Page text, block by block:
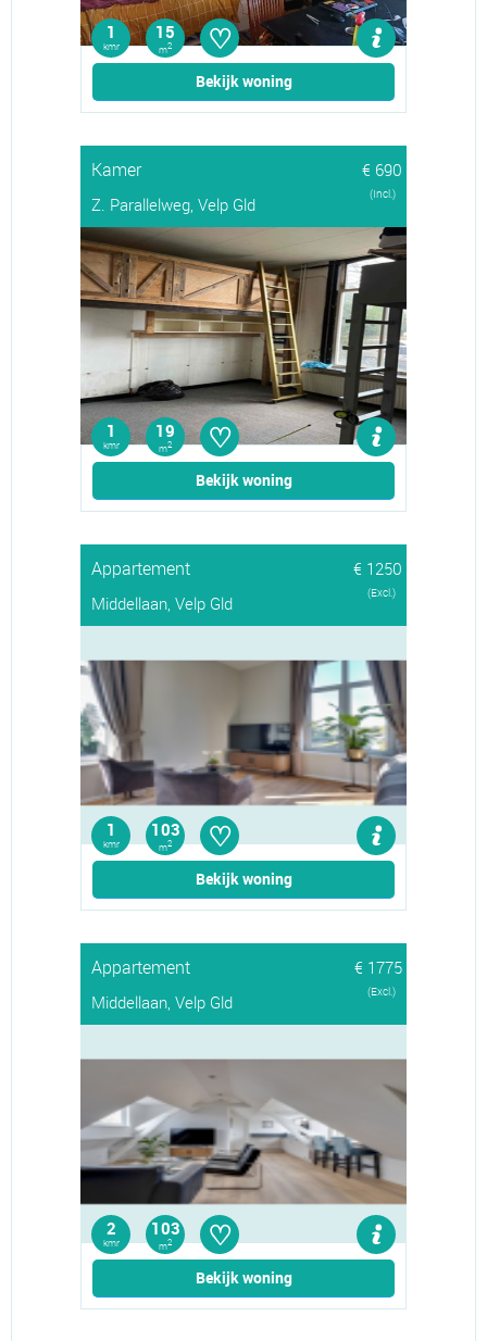
1
kmr
15
m2 ♡
Bekijk woning
Kamer
€ 690
Z. Parallelweg, Velp Gld
(Incl.)
1
kmr
19
m2 ♡
Bekijk woning
Appartement
€ 1250
Middellaan, Velp Gld
(Excl.)
1
kmr
103
m2 ♡
Bekijk woning
Appartement
€ 1775
Middellaan, Velp Gld
(Excl.)
2
kmr
103
m2 ♡
Bekijk woning